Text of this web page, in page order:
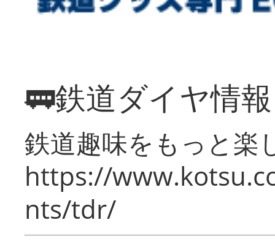
🚃鉄道ダイヤ情
鉄道趣味をもっと楽
https://
nts/tdr/